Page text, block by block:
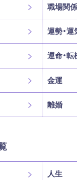
職場関係
運勢・運
運命・転
金運
離婚
人生